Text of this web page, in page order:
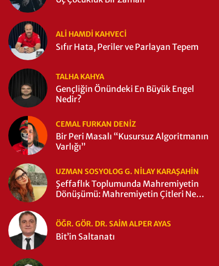
ALI HAMDI KAHVECİ
Sıfır Hata, Periler ve Parlayan Tepem
TALHA KAHYA
Gençliğin Önündeki En Büyük Engel
Nedir?
CEMAL FURKAN DENİZ
Bir Peri Masalı “Kusursuz Algoritmanın
Varlığı”
UZMAN SOSYOLOG G. NILAY KARAŞAHİN
Şeffaflık Toplumunda Mahremiyetin
Dönüşümü: Mahremiyetin Çitleri Ne
ÖĞR. GÖR. DR. SAIM ALPER AYAS
Bit’in Saltanatı